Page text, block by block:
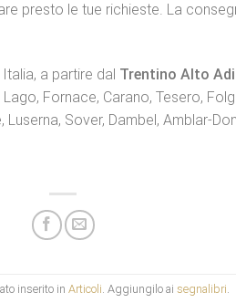
presto le tue richieste. La
a partire dal Trentino Alto
Fornace, Carano, Tesero,
Sover, Dambel, Amblar-
inserito in Articoli. Aggiungilo ai segnalibri.